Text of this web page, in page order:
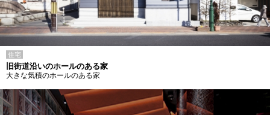
住宅
旧街道沿いのホールのある家
大きな気積のホールのある家